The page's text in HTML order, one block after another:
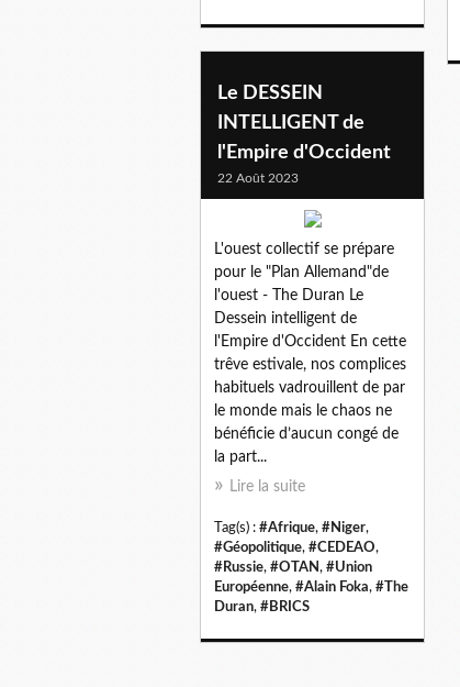
Le DESSEIN
INTELLIGENT de
l'Empire d'Occident
22 Août 2023
L'ouest collectif se prépare
pour le "Plan Allemand"de
l'ouest - The Duran Le
Dessein intelligent de
l'Empire d'Occident En cette
trêve estivale, nos complices
habituels vadrouillent de par
le monde mais le chaos ne
bénéficie d’aucun congé de
la part...
Lire la suite
Tag(s) : #Afrique, #Niger,
#Géopolitique, #CEDEAO,
#Russie, #OTAN, #Union
Européenne, #Alain Foka, #The
Duran, #BRICS